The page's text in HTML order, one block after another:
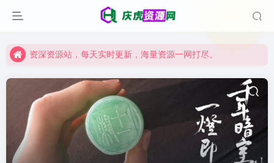
资深资源站，每天实时更新，海量资源一网打尽。
资深资源站，每天实时更新，海量资源一网打尽。